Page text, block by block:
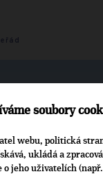
euro i
soubory
webu, politická
ukládá a
o jeho uživatelích